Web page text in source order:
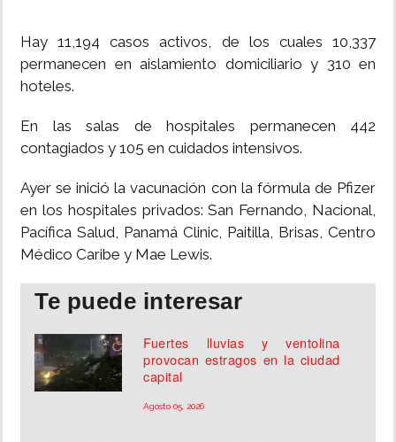
Hay 11,194 casos activos, de los cuales 10,337
permanecen en aislamiento domiciliario y 310 en
hoteles.
En las salas de hospitales permanecen 442
contagiados y 105 en cuidados intensivos.
Ayer se inició la vacunación con la fórmula de Pfizer
en los hospitales privados: San Fernando, Nacional,
Pacífica Salud, Panamá Clinic, Paitilla, Brisas, Centro
Médico Caribe y Mae Lewis.
Te puede interesar
Fuertes lluvias y ventolina
provocan estragos en la ciudad
capital
Agosto 05, 2026